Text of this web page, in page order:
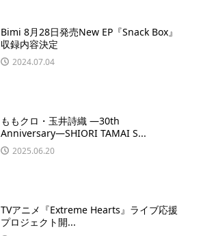
Bimi 8月28日発売New EP『Snack Box』
収録内容決定
2024.07.04
ももクロ・玉井詩織 ―30th
Anniversary―SHIORI TAMAI S...
2025.06.20
TVアニメ『Extreme Hearts』ライブ応援
プロジェクト開...